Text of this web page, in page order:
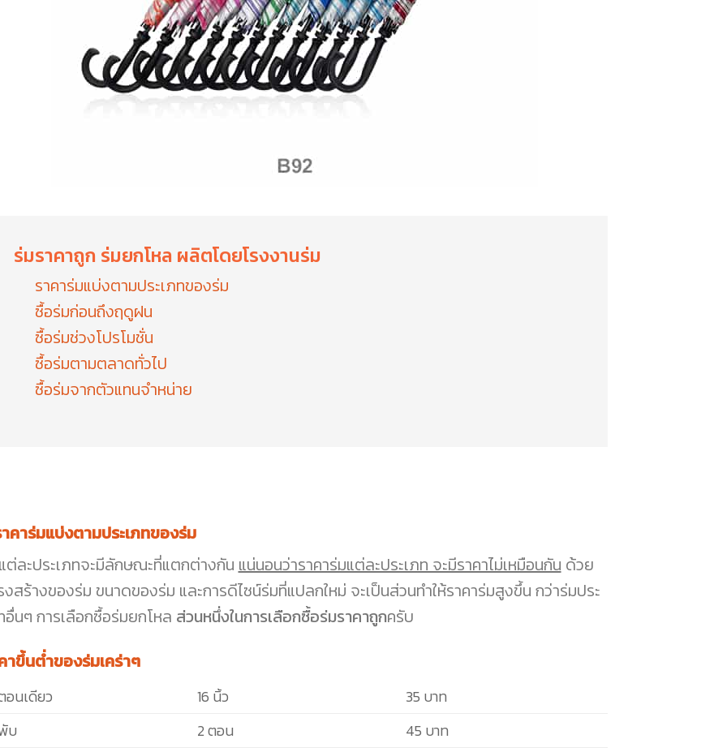
ร่มราคาถูก ร่มยกโหล ผลิตโดยโรงงานร่ม
ราคาร่มแบ่งตามประเภทของร่ม
ซื้อร่มก่อนถึงฤดูฝน
ซื้อร่มช่วงโปรโมชั่น
ซื้อร่มตามตลาดทั่วไป
ซื้อร่มจากตัวแทนจำหน่าย
าคาร่มแบ่งตามประเภทของร่ม
ต่ละประเภทจะมีลักษณะที่แตกต่างกัน แน่นอนว่าราคาร่มแต่ละประเภท จะมีราคาไม่เหมือนกัน ด้วย
งสร้างของร่ม ขนาดของร่ม และการดีไซน์ร่มที่แปลกใหม่ จะเป็นส่วนทำให้ราคาร่มสูงขึ้น กว่าร่มประ
อื่นๆ การเลือกซื้อร่มยกโหล ส่วนหนึ่งในการเลือกซื้อร่มราคาถูกครับ
าขึ้นต่ำของร่มเคร่าๆ
อนเดียว 16 นิ้ว
35 บาท
บ
2 ตอน
45 บาท